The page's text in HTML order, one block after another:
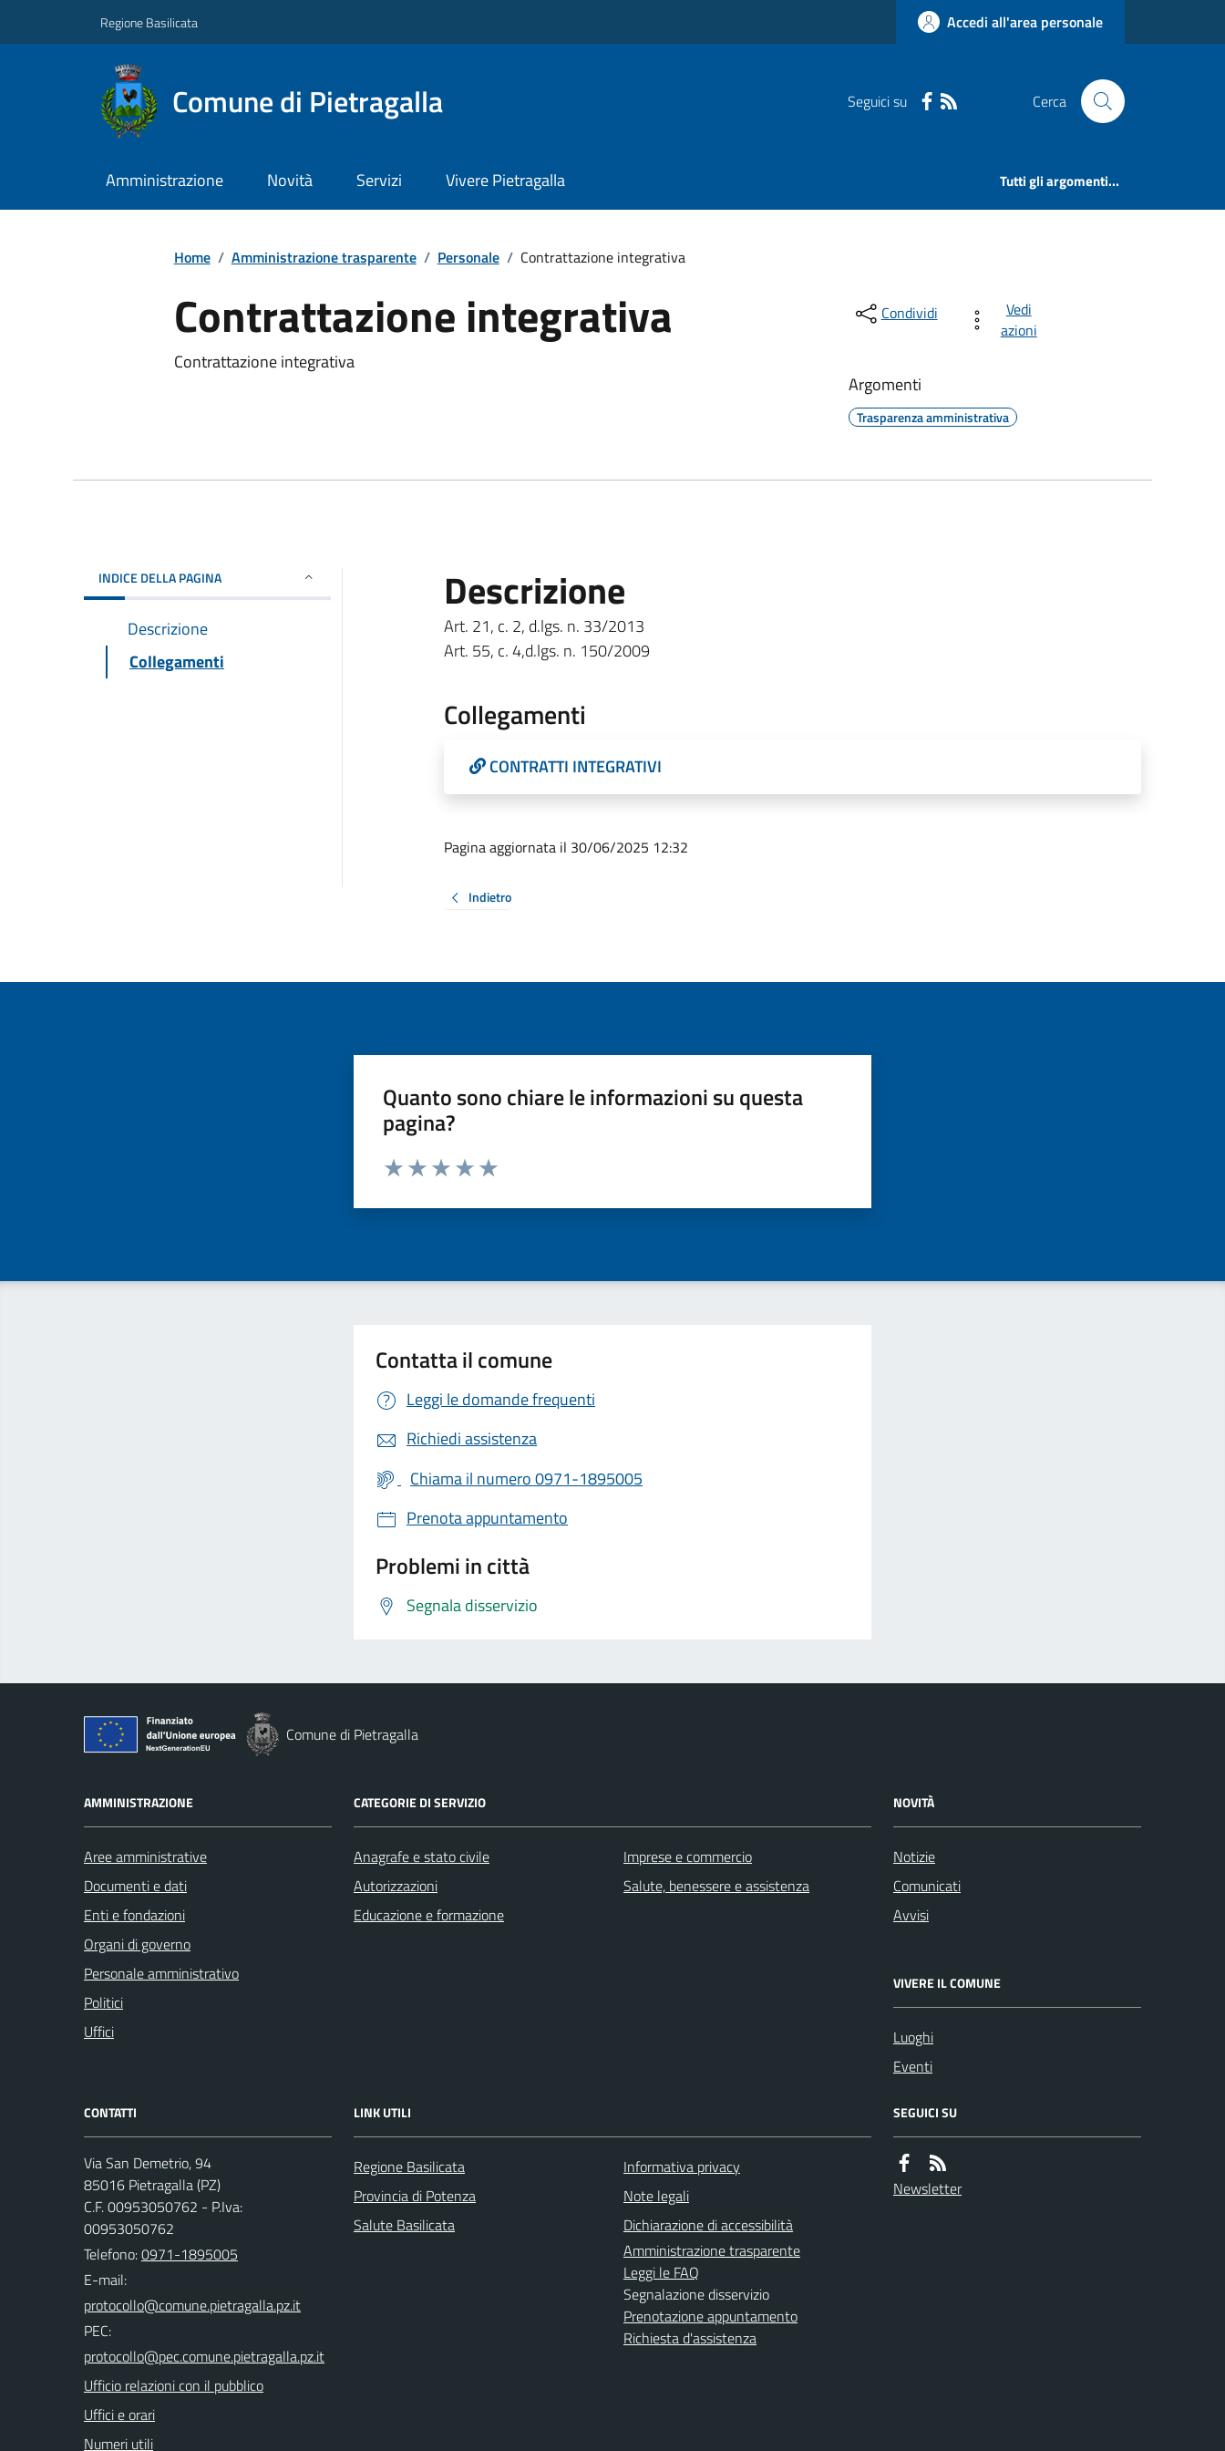
Regione Basilicata Accedi all'area personale
Comune di Pietragalla Seguici su Cerca
Amministrazione Novità Servizi Vivere Pietragalla Tutti gli argomenti...
Home / Amministrazione trasparente / Personale / Contrattazione integrativa
Contrattazione integrativa
Contrattazione integrativa
Condividi
Vedi
azioni
Argomenti
Trasparenza amministrativa
INDICE DELLA PAGINA
Descrizione
Collegamenti
Descrizione
Art. 21, c. 2, d.lgs. n. 33/2013
Art. 55, c. 4,d.lgs. n. 150/2009
Collegamenti
CONTRATTI INTEGRATIVI
Pagina aggiornata il 30/06/2025 12:32
Indietro
Quanto sono chiare le informazioni su questa
pagina?
Valuta da 1 a 5 stelle la pagina
Contatta il comune
Leggi le domande frequenti
Richiedi assistenza
Chiama il numero 0971-1895005
Prenota appuntamento
Problemi in città
Segnala disservizio
Comune di Pietragalla
AMMINISTRAZIONE
Aree amministrative
Documenti e dati
Enti e fondazioni
Organi di governo
Personale amministrativo
Politici
Uffici
CATEGORIE DI SERVIZIO
Anagrafe e stato civile
Autorizzazioni
Educazione e formazione
Imprese e commercio
Salute, benessere e assistenza
NOVITÀ
Notizie
Comunicati
Avvisi
VIVERE IL COMUNE
Luoghi
Eventi
CONTATTI
Via San Demetrio, 94
85016 Pietragalla (PZ)
C.F. 00953050762 - P.Iva:
00953050762
Telefono:0971-1895005
E-mail:
PEC:
Ufficio relazioni con il pubblico
Uffici e orari
Numeri utili
LINK UTILI
Regione Basilicata
Provincia di Potenza
Salute Basilicata
Informativa privacy
Note legali
Dichiarazione di accessibilità
Amministrazione trasparente
Leggi le FAQ
Segnalazione disservizio
Prenotazione appuntamento
Richiesta d'assistenza
SEGUICI SU
Newsletter